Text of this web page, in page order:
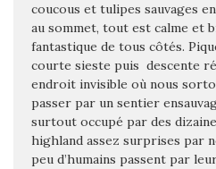
coucous et tulipes sauvages
au sommet, tout est calme et
fantastique de tous côtés.
courte sieste puis descente
endroit invisible où nous
passer par un sentier
surtout occupé par des
highland assez surprises par
peu d’humains passent par